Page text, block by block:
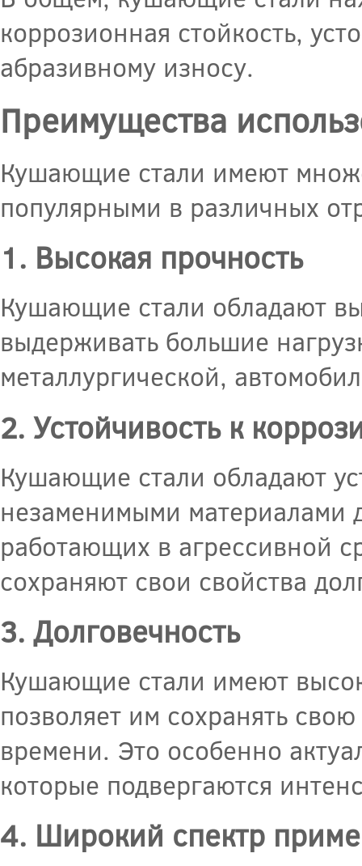
коррозионная стойкость,
абразивному износу.
Преимущества
Кушающие стали имеют
популярными в различных
1. Высокая прочность
Кушающие стали обладают
выдерживать большие
металлургической,
2. Устойчивость к
Кушающие стали обладают
незаменимыми материалами
работающих в агрессивной
сохраняют свои свойства
3. Долговечность
Кушающие стали имеют
позволяет им сохранять
времени. Это особенно
которые подвергаются
4. Широкий спектр